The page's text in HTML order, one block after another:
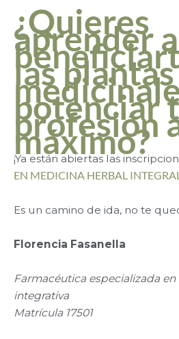
¿Quieres
aprender a
las plantas
potenciar
profesión
máximo?
¡Ya están abiertas las
EN MEDICINA HERBAL
Es un camino de ida, no te
Florencia Fasanella
Farmacéutica especializada
integrativa
Matrícula 17501